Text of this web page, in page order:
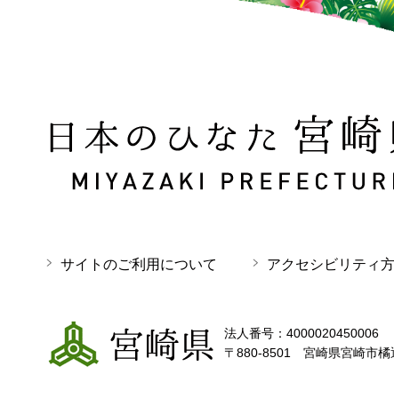
日本のひなた 宮崎県 MIYAZAKI PREFECTURE
サイトのご利用について アクセシビリティ
宮崎県
法人番号：4000020450006
〒880-8501 宮崎県宮崎市橘